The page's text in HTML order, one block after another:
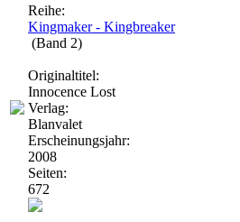
Reihe:
Kingmaker - Kingbreaker
(Band 2)
Originaltitel:
Innocence Lost
Verlag:
Blanvalet
Erscheinungsjahr:
2008
Seiten:
672